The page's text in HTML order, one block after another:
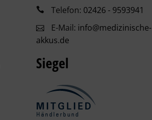
Telefon: 02426 - 9593941
E-Mail: info@medizinische-
akkus.de
Siegel